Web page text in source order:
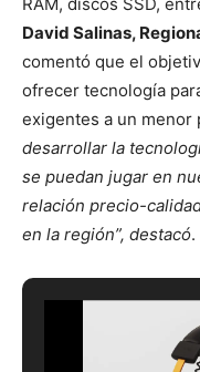
David Salinas,
comentó que el
ofrecer tecnología
exigentes a un menor
desarrollar la
se puedan jugar en
relación precio-
en la región”, destacó.